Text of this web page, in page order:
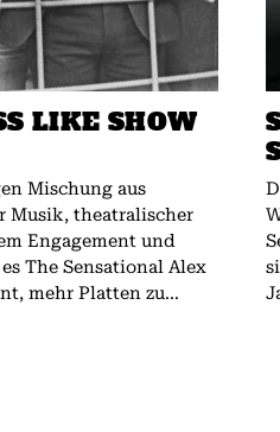
LIKE SHOW
Mischung aus
Musik, theatralischer
Engagement und
The Sensational Alex
mehr Platten zu...